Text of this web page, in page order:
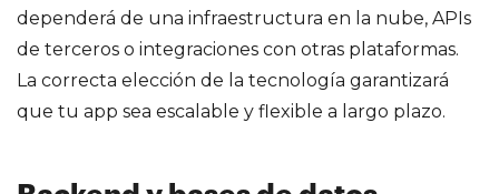
dependerá de una infraestructura en la nube, APIs
de terceros o integraciones con otras plataformas.
La correcta elección de la tecnología garantizará
que tu app sea escalable y flexible a largo plazo.